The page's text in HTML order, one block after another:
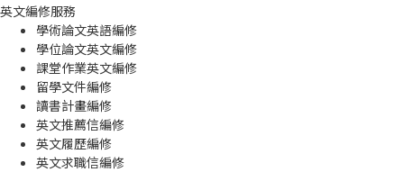
英文編修服務
學術論文英語編修
學位論文英文編修
課堂作業英文編修
留學文件編修
讀書計畫編修
英文推薦信編修
英文履歷編修
英文求職信編修